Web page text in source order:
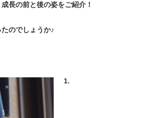
長の前と後の姿をご紹介！
のでしょうか♪
1.